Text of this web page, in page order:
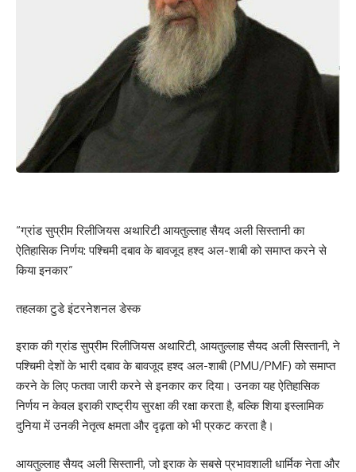
“ग्रांड सुप्रीम रिलीजियस अथारिटी आयतुल्लाह सैयद अली सिस्तानी का
ऐतिहासिक निर्णय: पश्चिमी दबाव के बावजूद हश्द अल-शाबी को समाप्त करने से
किया इनकार”
तहलका टुडे इंटरनेशनल डेस्क
इराक की ग्रांड सुप्रीम रिलीजियस अथारिटी, आयतुल्लाह सैयद अली सिस्तानी, ने
पश्चिमी देशों के भारी दबाव के बावजूद हश्द अल-शाबी (PMU/PMF) को समाप्त
करने के लिए फतवा जारी करने से इनकार कर दिया। उनका यह ऐतिहासिक
निर्णय न केवल इराकी राष्ट्रीय सुरक्षा की रक्षा करता है, बल्कि शिया इस्लामिक
दुनिया में उनकी नेतृत्व क्षमता और दृढ़ता को भी प्रकट करता है।
आयतुल्लाह सैयद अली सिस्तानी, जो इराक के सबसे प्रभावशाली धार्मिक नेता और